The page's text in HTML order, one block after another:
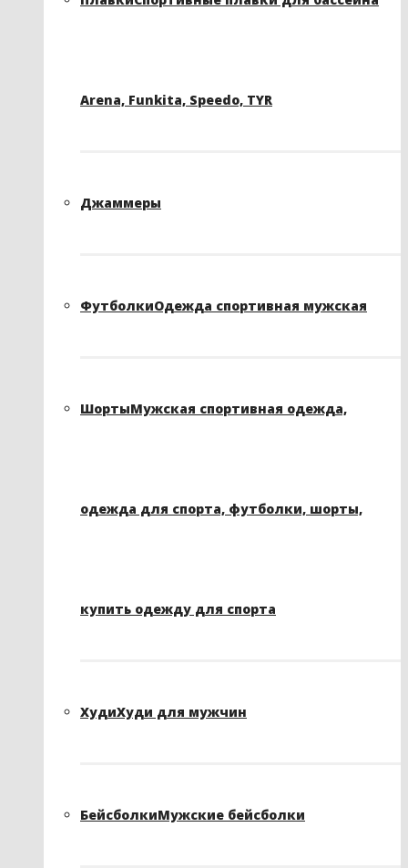
Arena, Funkita, Speedo, TYR
Джаммеры
ФутболкиОдежда спортивная мужская
ШортыМужская спортивная одежда,
одежда для спорта, футболки, шорты,
купить одежду для спорта
ХудиХуди для мужчин
БейсболкиМужские бейсболки